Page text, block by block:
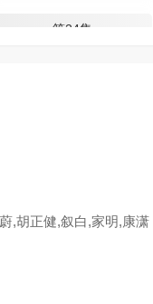
第24集
第40集
,胡正健,叙白,家明,康潇